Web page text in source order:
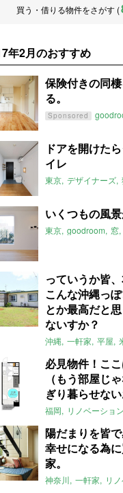
買う・借りる物件をさがす (
年2月のおすすめ
保険付きの同
る。
Sponsored
ドアを開けた
イレ
東京 デザイナーズ
いくつもの風景
東京 goodroom 窓
っていうか皆
こんな沖縄っ
とか最高だと
ないすか？
沖縄 一軒家 平屋
必見物件！ここ
（もう部屋じ
ぎり暮らせない
福岡 リノベーション
陽だまりを皆
幸せになる為
家。
神奈川 一軒家 リ